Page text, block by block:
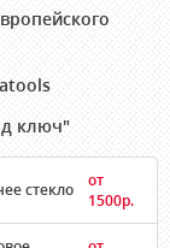
ключ"
стекло
от
1500р.